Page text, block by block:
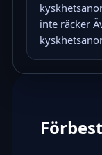
inte räcker